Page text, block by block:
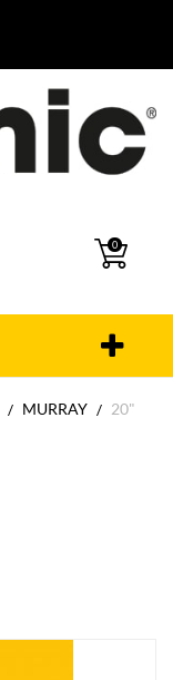
0
MURRAY
20"